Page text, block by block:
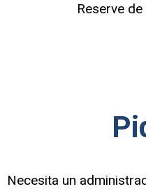
Reserve
Necesita un